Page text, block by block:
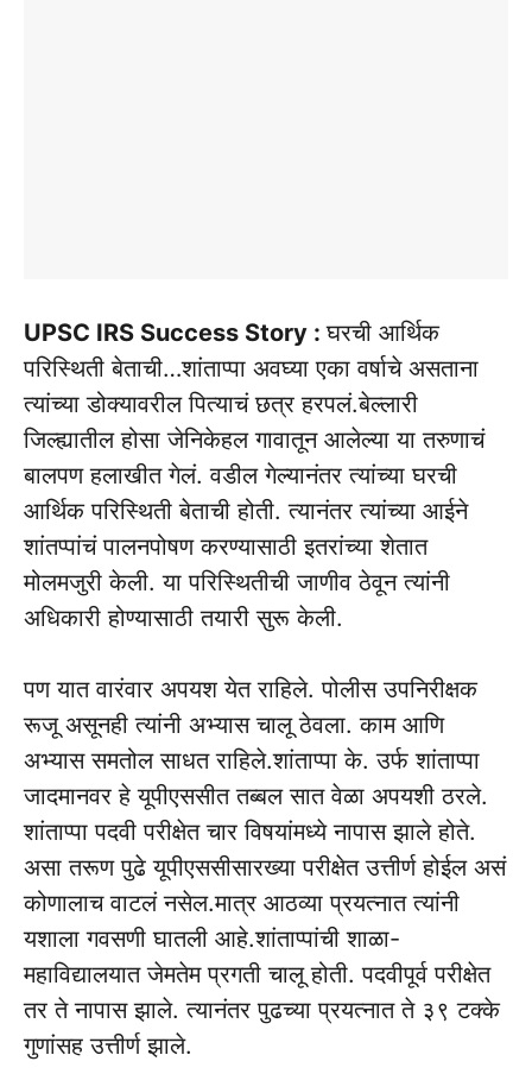
UPSC IRS Success Story :घरची आर्थिक
परिस्थिती बेताची…शांताप्पा अवघ्या एका वर्षाचे असताना
त्यांच्या डोक्यावरील पित्याचं छत्र हरपलं.बेल्लारी
जिल्ह्यातील होसा जेनिकेहल गावातून आलेल्या या तरुणाचं
बालपण हलाखीत गेलं. वडील गेल्यानंतर त्यांच्या घरची
आर्थिक परिस्थिती बेताची होती. त्यानंतर त्यांच्या आईने
शांतप्पांचं पालनपोषण करण्यासाठी इतरांच्या शेतात
मोलमजुरी केली. या परिस्थितीची जाणीव ठेवून त्यांनी
अधिकारी होण्यासाठी तयारी सुरू केली.
पण यात वारंवार अपयश येत राहिले. पोलीस उपनिरीक्षक
रूजू असूनही त्यांनी अभ्यास चालू ठेवला. काम आणि
अभ्यास समतोल साधत राहिले.शांताप्पा के. उर्फ शांताप्पा
जादमानवर हे यूपीएससीत तब्बल सात वेळा अपयशी ठरले.
शांताप्पा पदवी परीक्षेत चार विषयांमध्ये नापास झाले होते.
असा तरूण पुढे यूपीएससीसारख्या परीक्षेत उत्तीर्ण होईल असं
कोणालाच वाटलं नसेल.मात्र आठव्या प्रयत्नात त्यांनी
यशाला गवसणी घातली आहे.शांताप्पांची शाळा-
महाविद्यालयात जेमतेम प्रगती चालू होती. पदवीपूर्व परीक्षेत
तर ते नापास झाले. त्यानंतर पुढच्या प्रयत्नात ते ३९ टक्के
गुणांसह उत्तीर्ण झाले.